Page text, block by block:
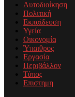
Αυτοδιοίκηση
Πολιτική
Εκπαίδευση
Υγεία
Οικονομία
Ύπαιθρος
Εργασία
Περιβάλλον
Τύπος
Επιστημη